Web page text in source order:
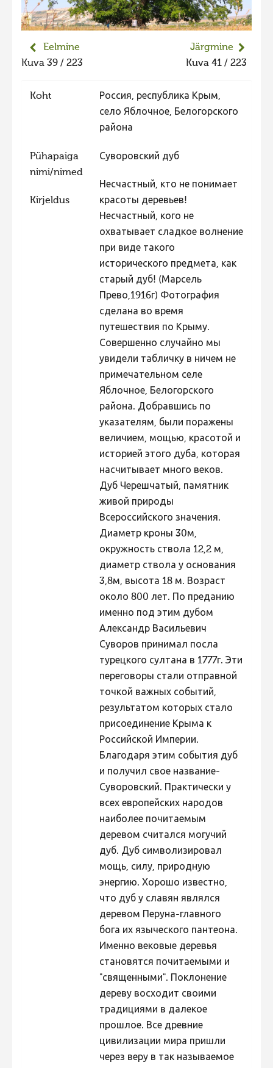
Liikuvad kuvad 2025
Hiite kuvavõistlus 2023
Hiite kuvavõistlus 2022
Hiite kuvavõistlus 2022 lisa
Liikuvad kuvad 2022
Hiite kuvavõistlus 2021 lisa
Liikuvad kuvad 2021
Hiite kuvavõistlus 2020
Hiite kuvavõistlus 2020 lisa
Liikuvad kuvad 2020
Hiite kuvavõistlus 2018
Hiite kuvavõistlus 2016
Hiite kuvavõistlus 2015
Hiite kuvavõistlus 2014
Hiite kuvavõistlus 2013
Hiite kuvavõistlus 2012
Hiite kuvavõistlus 2011
Hiite kuvavõistlus 2010
Hiite kuvavõistlus 2009
Eelmine
Kuva 39 / 223
Järgmine
Kuva 41 / 223
Koht
Россия, республика Крым,
село Яблочное, Белогорского
района
Pühapaiga
nimi/nimed
Суворовский дуб
Kirjeldus
Несчастный, кто не понимает
красоты деревьев!
Несчастный, кого не
охватывает сладкое волнение
при виде такого
исторического предмета, как
старый дуб! (Марсель
Прево,1916г) Фотография
сделана во время
путешествия по Крыму.
Совершенно случайно мы
увидели табличку в ничем не
примечательном селе
Яблочное, Белогорского
района. Добравшись по
указателям, были поражены
величием, мощью, красотой и
историей этого дуба, которая
насчитывает много веков.
Дуб Черешчатый, памятник
живой природы
Всероссийского значения.
Диаметр кроны 30м,
окружность ствола 12,2 м,
диаметр ствола у основания
3,8м, высота 18 м. Возраст
около 800 лет. По преданию
именно под этим дубом
Александр Васильевич
Суворов принимал посла
турецкого султана в 1777г. Эти
переговоры стали отправной
точкой важных событий,
результатом которых стало
присоединение Крыма к
Российской Империи.
Благодаря этим события дуб
и получил свое название-
Суворовский. Практически у
всех европейских народов
наиболее почитаемым
деревом считался могучий
дуб. Дуб символизировал
мощь, силу, природную
энергию. Хорошо известно,
что дуб у славян являлся
деревом Перуна-главного
бога их языческого пантеона.
Именно вековые деревья
становятся почитаемыми и
"священными". Поклонение
дереву восходит своими
традициями в далекое
прошлое. Все древние
цивилизации мира пришли
через веру в так называемое